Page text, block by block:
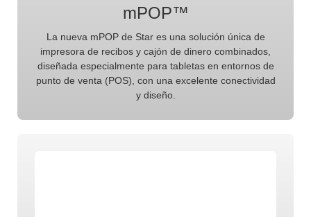
mPOP™
La nueva mPOP de Star es una solución única de
impresora de recibos y cajón de dinero combinados,
diseñada especialmente para tabletas en entornos de
punto de venta (POS), con una excelente conectividad
y diseño.